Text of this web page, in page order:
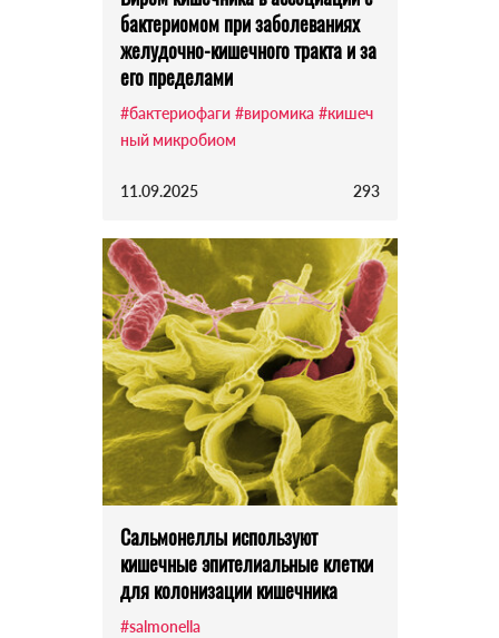
бактериомом при заболеваниях
желудочно-кишечного тракта и за
его пределами
#бактериофаги #виромика #кишеч
ный микробиом
11.09.2025 293
Сальмонеллы используют
кишечные эпителиальные клетки
для колонизации кишечника
#salmonella